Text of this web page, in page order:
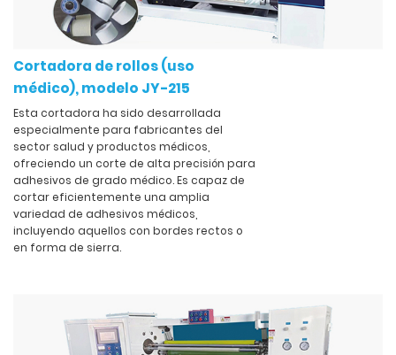
Cortadora de rollos (uso
médico), modelo JY-215
Esta cortadora ha sido desarrollada
especialmente para fabricantes del
sector salud y productos médicos,
ofreciendo un corte de alta precisión para
adhesivos de grado médico. Es capaz de
cortar eficientemente una amplia
variedad de adhesivos médicos,
incluyendo aquellos con bordes rectos o
en forma de sierra.